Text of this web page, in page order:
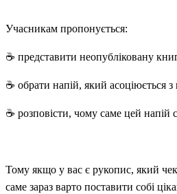
Учасникам пропонується:
☕ представити неопубліковану
☕ обрати напій, який асоціюється з
☕ розповісти, чому саме цей напій
Тому якщо у вас є рукопис, який
саме зараз варто поставити собі